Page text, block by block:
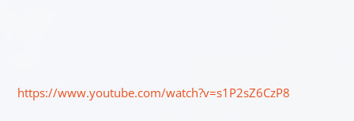
https://www.youtube.com/watch?v=s1P2sZ6CzP8